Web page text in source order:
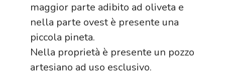
maggior parte adibito ad oliveta e
nella parte ovest è presente una
piccola pineta.
Nella proprietà è presente un pozzo
artesiano ad uso esclusivo.